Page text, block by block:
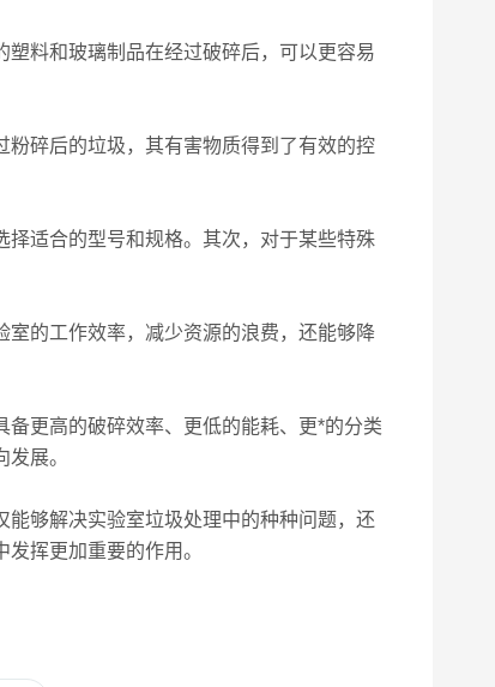
料和玻璃制品在经过破碎后，可以更容易
碎后的垃圾，其有害物质得到了有效的控
适合的型号和规格。其次，对于某些特殊
的工作效率，减少资源的浪费，还能够降
更高的破碎效率、更低的能耗、更*的分类
展。
够解决实验室垃圾处理中的种种问题，还
挥更加重要的作用。